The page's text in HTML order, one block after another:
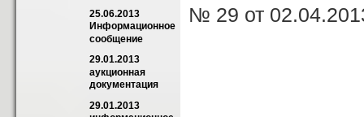
25.06.2013
Информационное
сообщение
29.01.2013
аукционная
документация
29.01.2013
№ 29 от